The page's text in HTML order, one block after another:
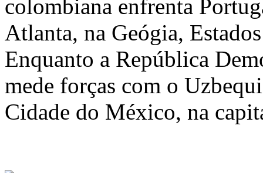
colombiana enfrenta
Atlanta, na Geógia,
Enquanto a República
mede forças com o
Cidade do México, na